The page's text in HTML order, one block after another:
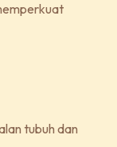
tubuh dan